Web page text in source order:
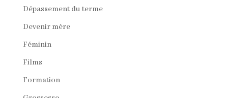
Dépassement du terme
Devenir mère
Féminin
Films
Formation